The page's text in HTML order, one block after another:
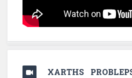
XARTHS